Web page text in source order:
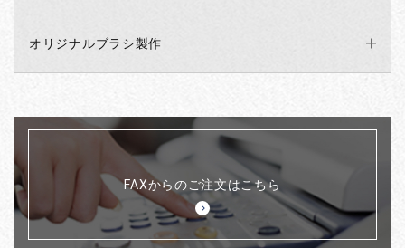
オリジナルブラシ製作
FAXからのご注文はこちら